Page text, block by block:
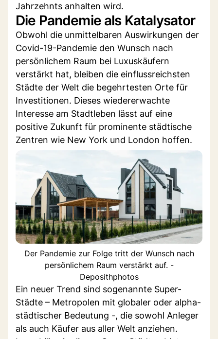
Jahrzehnts anhalten wird.
Die Pandemie als Katalysator
Obwohl die unmittelbaren Auswirkungen der
Covid-19-Pandemie den Wunsch nach
persönlichem Raum bei Luxuskäufern
verstärkt hat, bleiben die einflussreichsten
Städte der Welt die begehrtesten Orte für
Investitionen. Dieses wiedererwachte
Interesse am Stadtleben lässt auf eine
positive Zukunft für prominente städtische
Zentren wie New York und London hoffen.
Der Pandemie zur Folge tritt der Wunsch nach
persönlichem Raum verstärkt auf. -
Deposithphotos
Ein neuer Trend sind sogenannte Super-
Städte – Metropolen mit globaler oder alpha-
städtischer Bedeutung -, die sowohl Anleger
als auch Käufer aus aller Welt anziehen.